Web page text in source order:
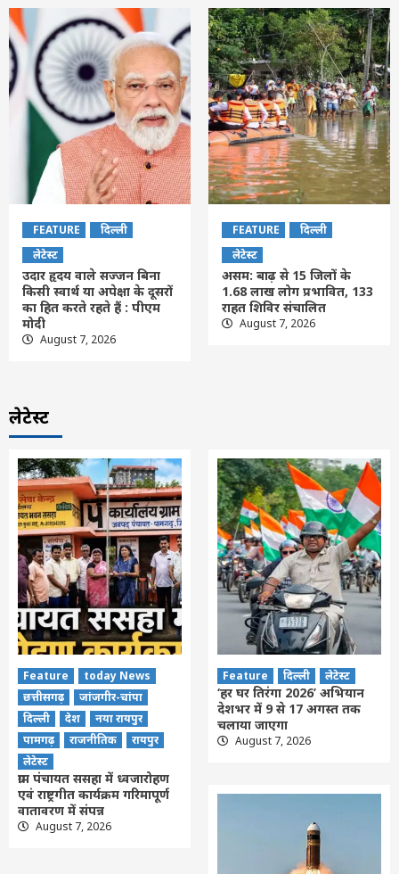
FEATURE
दिल्ली
लेटेस्ट
उदार हृदय वाले सज्जन बिना
किसी स्वार्थ या अपेक्षा के दूसरों
का हित करते रहते हैं : पीएम
मोदी
August 7, 2026
FEATURE
दिल्ली
लेटेस्ट
असम: बाढ़ से 15 जिलों के
1.68 लाख लोग प्रभावित, 133
राहत शिविर संचालित
August 7, 2026
लेटेस्ट
Feature
today News
छत्तीसगढ़
जांजगीर-चांपा
दिल्ली
देश
नया रायपुर
पामगढ़
राजनीतिक
रायपुर
लेटेस्ट
ग्राम पंचायत ससहा में ध्वजारोहण
एवं राष्ट्रगीत कार्यक्रम गरिमापूर्ण
वातावरण में संपन्न
August 7, 2026
Feature दिल्ली लेटेस्ट
‘हर घर तिरंगा 2026’ अभियान
देशभर में 9 से 17 अगस्त तक
चलाया जाएगा
August 7, 2026